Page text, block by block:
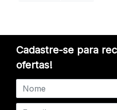
Cadastre-se para
ofertas!